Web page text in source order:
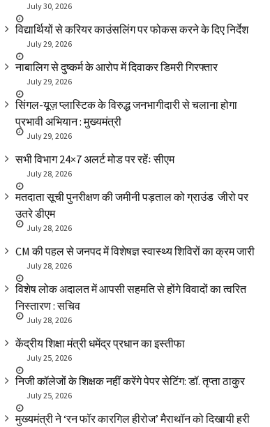
SLIDER
शहीद संजय बिष्ट के घर पहुंचे सीएम धामी
July 30, 2026
विद्यार्थियों से करियर काउंसलिंग पर फोकस करने के दिए निर्देश
July 29, 2026
नाबालिग से दुष्कर्म के आरोप में दिवाकर डिमरी गिरफ्तार
July 29, 2026
सिंगल-यूज़ प्लास्टिक के विरुद्ध जनभागीदारी से चलाना होगा
प्रभावी अभियान : मुख्यमंत्री
July 29, 2026
सभी विभाग 24×7 अलर्ट मोड पर रहेंः सीएम
July 28, 2026
मतदाता सूची पुनरीक्षण की जमीनी पड़ताल को ग्राउंड जीरो पर
उतरे डीएम
July 28, 2026
CM की पहल से जनपद में विशेषज्ञ स्वास्थ्य शिविरों का क्रम जारी
July 28, 2026
विशेष लोक अदालत में आपसी सहमति से होंगे विवादों का त्वरित
निस्तारण : सचिव
July 28, 2026
केंद्रीय शिक्षा मंत्री धमेंद्र प्रधान का इस्तीफा
July 25, 2026
निजी कॉलेजों के शिक्षक नहीं करेंगे पेपर सेटिंग: डॉ. तृप्ता ठाकुर
July 25, 2026
मुख्यमंत्री ने ‘रन फॉर कारगिल हीरोज’ मैराथॉन को दिखायी हरी